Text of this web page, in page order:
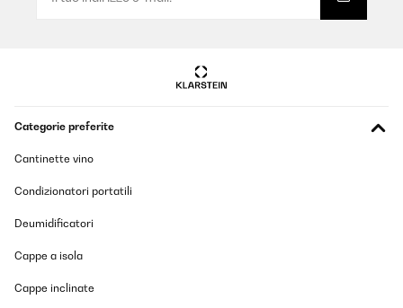
Categorie preferite
Cantinette vino
Condizionatori portatili
Deumidificatori
Cappe a isola
Cappe inclinate